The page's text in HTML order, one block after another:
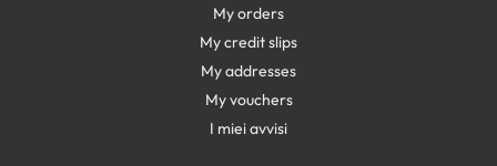
My orders
My credit slips
My addresses
My vouchers
I miei avvisi